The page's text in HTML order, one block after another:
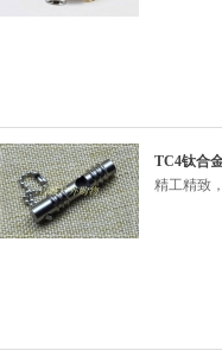
TC4钛合
精工精致